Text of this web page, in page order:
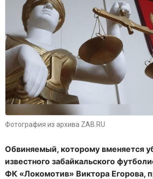
Фотография из архива ZAB.RU
Обвиняемый, которому вменяется
известного забайкальского
ФК «Локомотив» Виктора Егорова,